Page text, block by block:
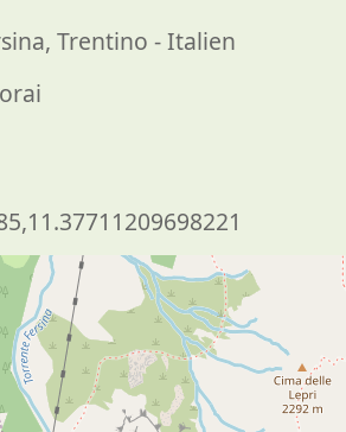
Trentino - Italien